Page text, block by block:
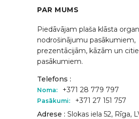
PAR MUMS
Piedāvājam plaša klāsta
nodrošinājumu pasākumiem,
prezentācijām, kāzām un
pasākumiem.
Telefons :
Noma: +371 28 779 797
Pasākumi:
+371 27 151 757
Adrese : Slokas iela 52, Rīga,